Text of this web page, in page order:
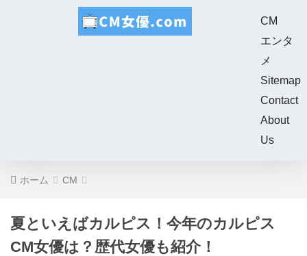
CM
エンタ
メ
Sitemap
Contact
About
Us
ホーム CM
夏といえばカルピス！今年のカルピス
CM女優は？歴代女優も紹介！